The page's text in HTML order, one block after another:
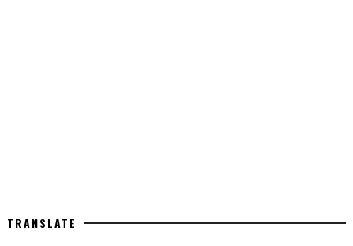
TRANSLATE